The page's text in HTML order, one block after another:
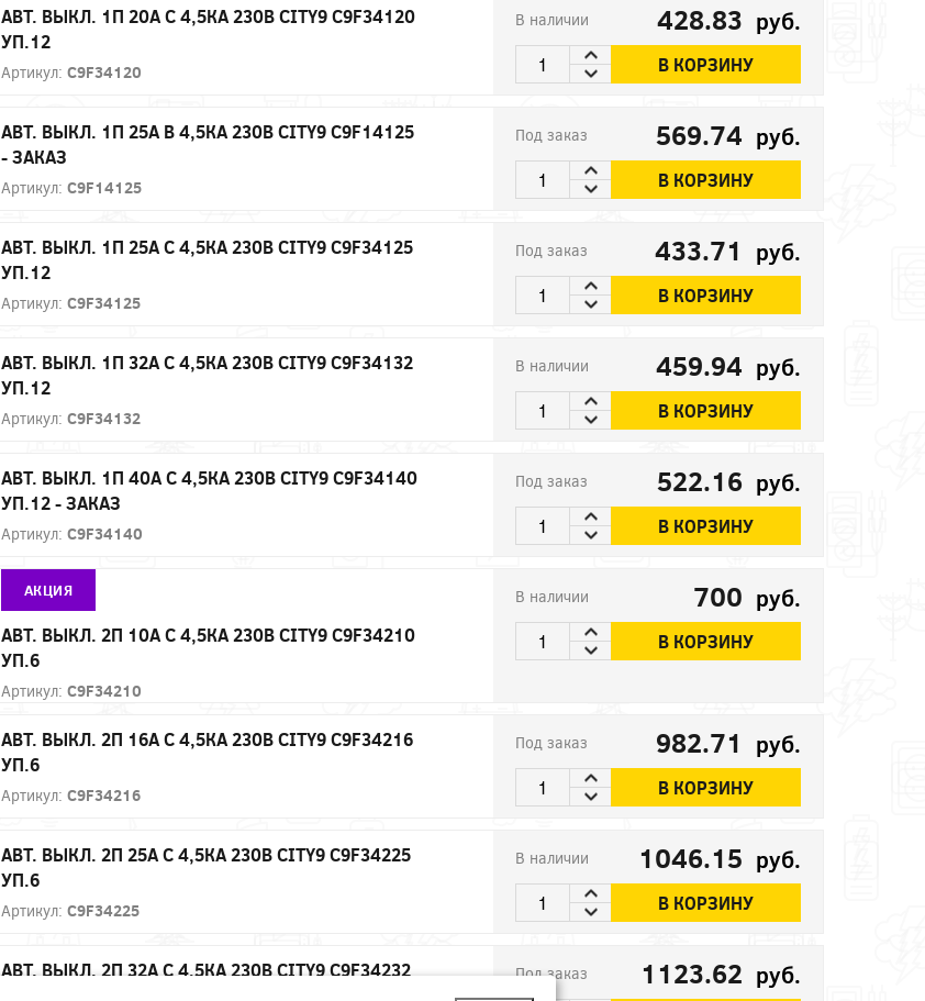
АВТ. ВЫКЛ. 1П 20А С 4,5КА 230В CITY9 C9F34120
УП.12
Артикул: C9F34120
В наличии 428.83 руб.
В КОРЗИНУ
АВТ. ВЫКЛ. 1П 25А B 4,5КА 230В CITY9 C9F14125
- ЗАКАЗ
Артикул: C9F14125
Под заказ 569.74 руб.
В КОРЗИНУ
АВТ. ВЫКЛ. 1П 25А С 4,5КА 230В CITY9 C9F34125
УП.12
Артикул: C9F34125
Под заказ 433.71 руб.
В КОРЗИНУ
АВТ. ВЫКЛ. 1П 32А С 4,5КА 230В CITY9 C9F34132
УП.12
Артикул: C9F34132
В наличии 459.94 руб.
В КОРЗИНУ
АВТ. ВЫКЛ. 1П 40А С 4,5КА 230В CITY9 C9F34140
УП.12 - ЗАКАЗ
Артикул: C9F34140
Под заказ 522.16 руб.
В КОРЗИНУ
АКЦИЯ
АВТ. ВЫКЛ. 2П 10А С 4,5КА 230В CITY9 C9F34210
УП.6
Артикул: C9F34210
В наличии 700 руб.
В КОРЗИНУ
АВТ. ВЫКЛ. 2П 16А С 4,5КА 230В CITY9 C9F34216
УП.6
Артикул: C9F34216
Под заказ 982.71 руб.
В КОРЗИНУ
АВТ. ВЫКЛ. 2П 25А С 4,5КА 230В CITY9 C9F34225
УП.6
Артикул: C9F34225
В наличии 1046.15 руб.
В КОРЗИНУ
АВТ. ВЫКЛ. 2П 32А С 4,5КА 230В CITY9 C9F34232
Под заказ 1123.62 руб.